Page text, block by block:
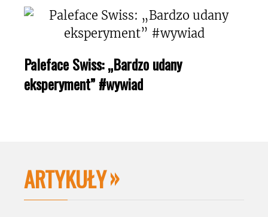
Paleface Swiss: „Bardzo udany
eksperyment” #wywiad
ARTYKUŁY